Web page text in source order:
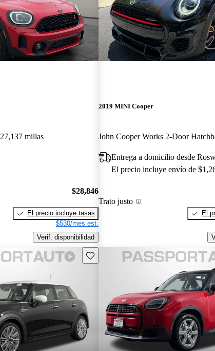
27,137 millas
$28,846
El precio incluye tasas
$530/mes est.
Verif. disponibilidad
2019 MINI Cooper
Entrega a domicilio desde
El precio incluye envío de
Trato justo
El
Guarda este Aviso